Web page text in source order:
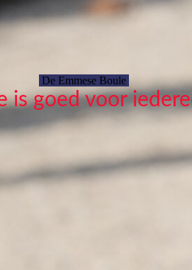
De Emmese Boule
is goed voor